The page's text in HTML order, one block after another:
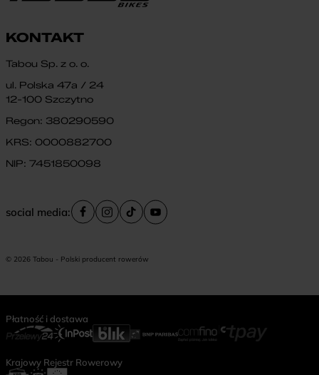
KONTAKT
Tabou Sp. z o. o.
ul. Polska 47a / 24
12-100 Szczytno
Regon: 380290590
KRS: 0000882700
NIP: 7451850098
social media:
© 2026 Tabou - Polski producent rowerów
Płatność i dostawa
Krajowy Rejestr Rowerowy